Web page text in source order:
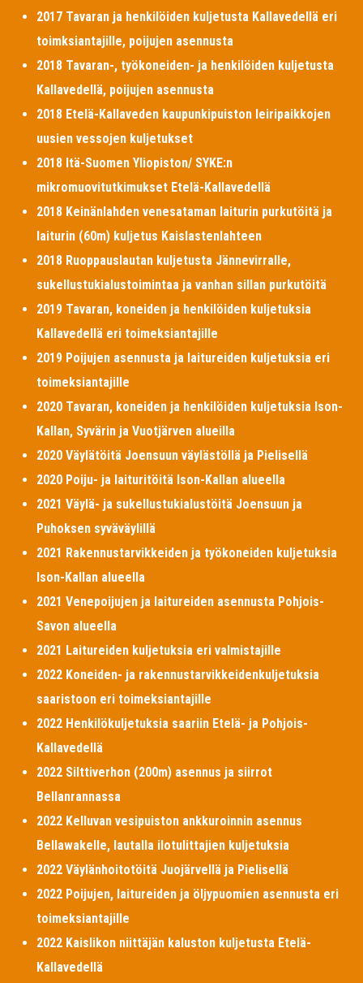
2017 Tavaran ja henkilöiden kuljetusta Kallavedellä eri
toimksiantajille, poijujen asennusta
2018 Tavaran-, työkoneiden- ja henkilöiden kuljetusta
Kallavedellä, poijujen asennusta
2018 Etelä-Kallaveden kaupunkipuiston leiripaikkojen
uusien vessojen kuljetukset
2018 Itä-Suomen Yliopiston/ SYKE:n
mikromuovitutkimukset Etelä-Kallavedellä
2018 Keinänlahden venesataman laiturin purkutöitä ja
laiturin (60m) kuljetus Kaislastenlahteen
2018 Ruoppauslautan kuljetusta Jännevirralle,
sukellustukialustoimintaa ja vanhan sillan purkutöitä
2019 Tavaran, koneiden ja henkilöiden kuljetuksia
Kallavedellä eri toimeksiantajille
2019 Poijujen asennusta ja laitureiden kuljetuksia eri
toimeksiantajille
2020 Tavaran, koneiden ja henkilöiden kuljetuksia Ison-
Kallan, Syvärin ja Vuotjärven alueilla
2020 Väylätöitä Joensuun väylästöllä ja Pielisellä
2020 Poiju- ja laituritöitä Ison-Kallan alueella
2021 Väylä- ja sukellustukialustöitä Joensuun ja
Puhoksen syväväylillä
2021 Rakennustarvikkeiden ja työkoneiden kuljetuksia
Ison-Kallan alueella
2021 Venepoijujen ja laitureiden asennusta Pohjois-
Savon alueella
2021 Laitureiden kuljetuksia eri valmistajille
2022 Koneiden- ja rakennustarvikkeidenkuljetuksia
saaristoon eri toimeksiantajille
2022 Henkilökuljetuksia saariin Etelä- ja Pohjois-
Kallavedellä
2022 Silttiverhon (200m) asennus ja siirrot
Bellanrannassa
2022 Kelluvan vesipuiston ankkuroinnin asennus
Bellawakelle, lautalla ilotulittajien kuljetuksia
2022 Väylänhoitotöitä Juojärvellä ja Pielisellä
2022 Poijujen, laitureiden ja öljypuomien asennusta eri
toimeksiantajille
2022 Kaislikon niittäjän kaluston kuljetusta Etelä-
Kallavedellä